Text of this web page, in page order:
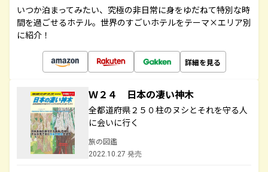
いつか泊まってみたい、究極の非日常に身をゆだねて特別な時
間を過ごせるホテル。世界のすごいホテルをテーマ×エリア別
に紹介！
詳細を見る
Ｗ２４ 日本の凄い神木
全都道府県２５０柱のヌシとそれを守る人
に会いに行く
旅の図鑑
2022.10.27 発売